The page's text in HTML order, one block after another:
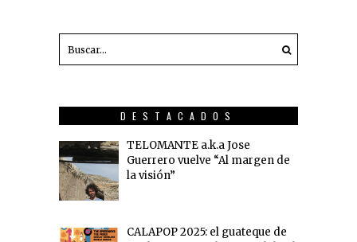
DESTACADOS
TELOMANTE a.k.a Jose
Guerrero vuelve “Al margen de
la visión”
CALAPOP 2025: el guateque de